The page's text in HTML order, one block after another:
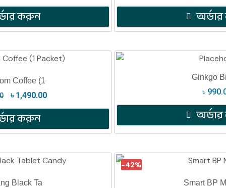
করুন
Coffee (1
৳ 1,490.00
করুন
Ginkgo
৳
Black Ta
-42%
Smart BP